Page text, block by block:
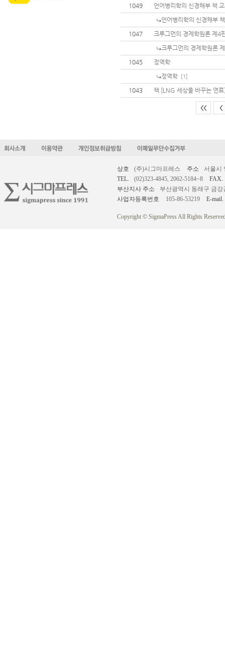
1049
언어병리학의 신경해부 책
언어병리학의 신경해부
1047
크루그먼의 경제학원론 제4
크루그먼의 경제학원론
1045
정역학
정역학 [1]
1043 책 [LNG 세상을 바꾸는 연
<< <
상호 (주)시그마프레스 주소
서울시
TEL.
(02)323-4845, 2062-5184~8
FAX.
부산지사 주소
부산광역시 동래구 금강
사업자등록번호
105-86-53219 E-mail.
Copyright © SigmaPress All Rights